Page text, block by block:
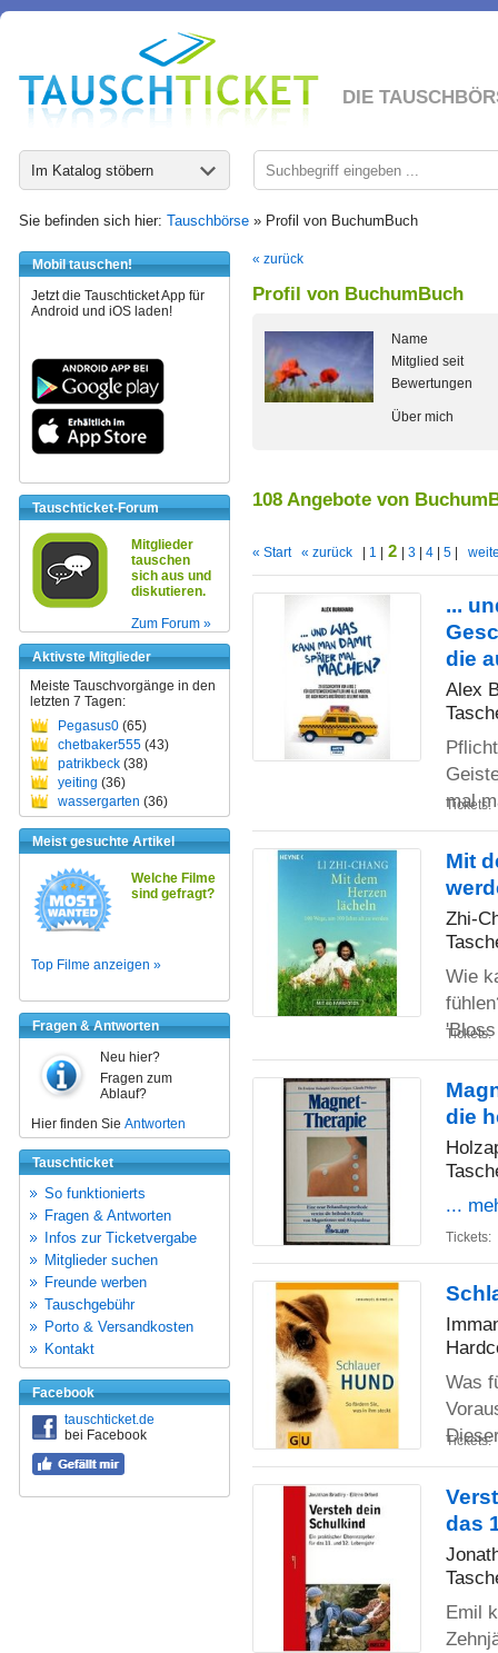
DIE
Im Katalog stöbern
Sie befinden sich hier: Tauschbörse » Profil von BuchumBuch
Mobil tauschen!
Jetzt die Tauschticket App für
Android und iOS laden!
Tauschticket-Forum
Mitglieder
tauschen
sich aus und
diskutieren.
Zum Forum »
Aktivste Mitglieder
Meiste Tauschvorgänge in den
letzten 7 Tagen:
Pegasus0 (65)
chetbaker555 (43)
patrikbeck (38)
yeiting (36)
wassergarten (36)
Meist gesuchte Artikel
Welche Filme
sind gefragt?
Top Filme anzeigen »
Fragen & Antworten
Neu hier?
Fragen zum
Ablauf?
Hier finden Sie Antworten
Tauschticket
So funktionierts
Fragen & Antworten
Infos zur Ticketvergabe
Mitglieder suchen
Freunde werben
Tauschgebühr
Porto & Versandkosten
Kontakt
Facebook
tauschticket.de
bei Facebook
« zurück
Profil von BuchumBuch
Name
Mitglied seit
Bewertungen
Über mich
108 Angebote von
« Start « zurück 1 2 3 4 5
...
die
Alex
mal
Tickets:
Mit
Zhi-
Wie
Tickets:
die
...
Tickets:
Was
Tickets:
das
Emil